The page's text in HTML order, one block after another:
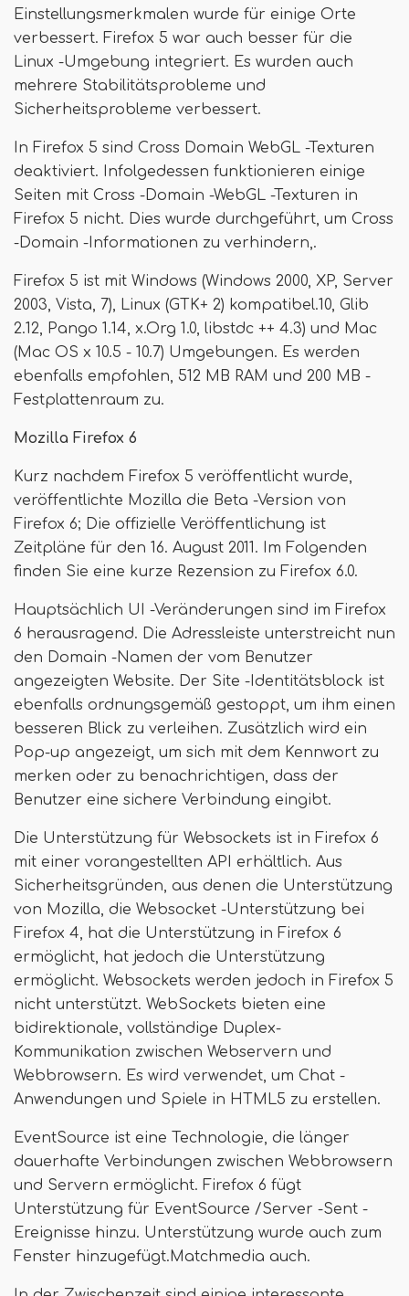
Einstellungsmerkmalen wurde für einige Orte
verbessert. Firefox 5 war auch besser für die
Linux -Umgebung integriert. Es wurden auch
mehrere Stabilitätsprobleme und
Sicherheitsprobleme verbessert.
In Firefox 5 sind Cross Domain WebGL -Texturen
deaktiviert. Infolgedessen funktionieren einige
Seiten mit Cross -Domain -WebGL -Texturen in
Firefox 5 nicht. Dies wurde durchgeführt, um Cross
-Domain -Informationen zu verhindern,.
Firefox 5 ist mit Windows (Windows 2000, XP, Server
2003, Vista, 7), Linux (GTK+ 2) kompatibel.10, Glib
2.12, Pango 1.14, x.Org 1.0, libstdc ++ 4.3) und Mac
(Mac OS x 10.5 - 10.7) Umgebungen. Es werden
ebenfalls empfohlen, 512 MB RAM und 200 MB -
Festplattenraum zu.
Mozilla Firefox 6
Kurz nachdem Firefox 5 veröffentlicht wurde,
veröffentlichte Mozilla die Beta -Version von
Firefox 6; Die offizielle Veröffentlichung ist
Zeitpläne für den 16. August 2011. Im Folgenden
finden Sie eine kurze Rezension zu Firefox 6.0.
Hauptsächlich UI -Veränderungen sind im Firefox
6 herausragend. Die Adressleiste unterstreicht nun
den Domain -Namen der vom Benutzer
angezeigten Website. Der Site -Identitätsblock ist
ebenfalls ordnungsgemäß gestoppt, um ihm einen
besseren Blick zu verleihen. Zusätzlich wird ein
Pop-up angezeigt, um sich mit dem Kennwort zu
merken oder zu benachrichtigen, dass der
Benutzer eine sichere Verbindung eingibt.
Die Unterstützung für Websockets ist in Firefox 6
mit einer vorangestellten API erhältlich. Aus
Sicherheitsgründen, aus denen die Unterstützung
von Mozilla, die Websocket -Unterstützung bei
Firefox 4, hat die Unterstützung in Firefox 6
ermöglicht, hat jedoch die Unterstützung
ermöglicht. Websockets werden jedoch in Firefox 5
nicht unterstützt. WebSockets bieten eine
bidirektionale, vollständige Duplex-
Kommunikation zwischen Webservern und
Webbrowsern. Es wird verwendet, um Chat -
Anwendungen und Spiele in HTML5 zu erstellen.
EventSource ist eine Technologie, die länger
dauerhafte Verbindungen zwischen Webbrowsern
und Servern ermöglicht. Firefox 6 fügt
Unterstützung für EventSource /Server -Sent -
Ereignisse hinzu. Unterstützung wurde auch zum
Fenster hinzugefügt.Matchmedia auch.